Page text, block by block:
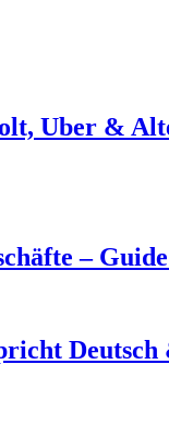
Uber &
– Guide
Deutsch